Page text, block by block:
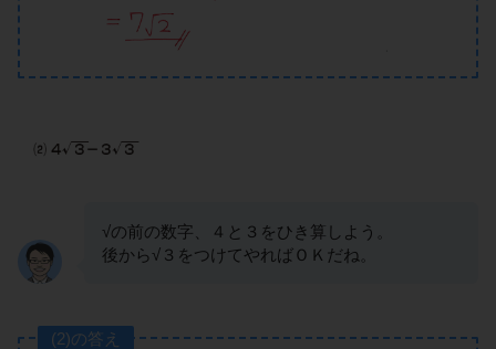
√の前の数字、４と３をひき算しよう。
後から√３をつけてやればＯＫだね。
(2)の答え